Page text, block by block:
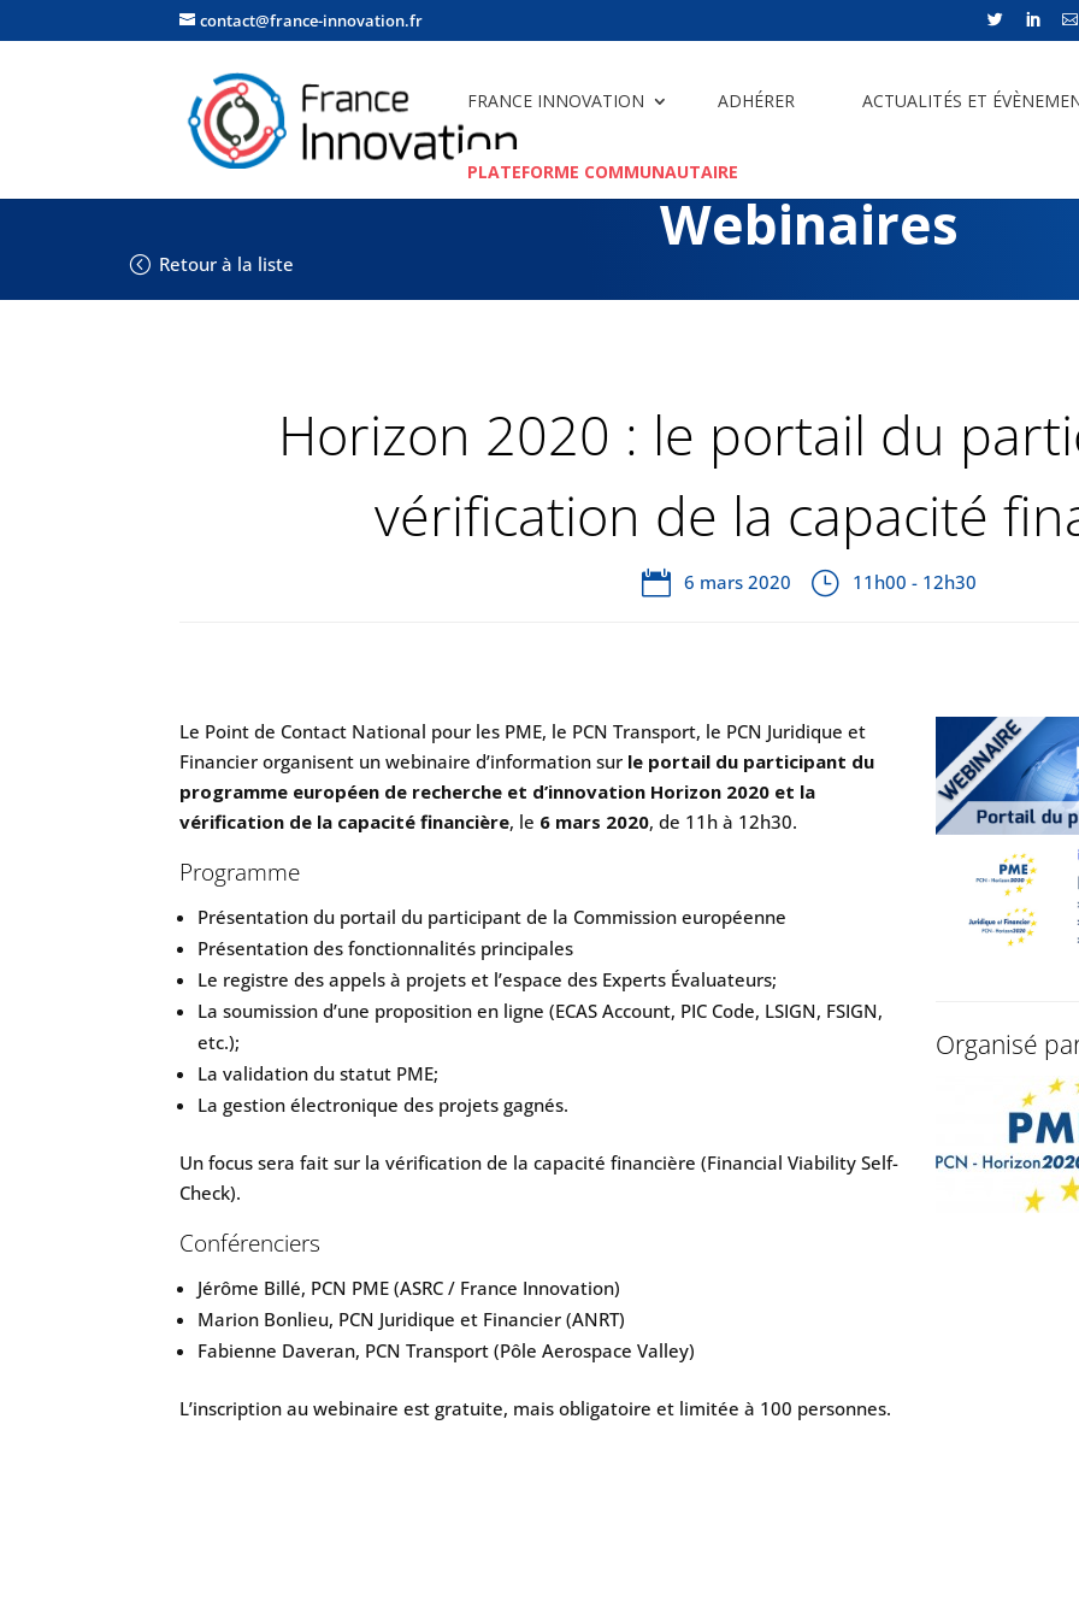
contact@france-innovation.fr   
FRANCE INNOVATION ADHÉRER ACTUALITÉS ET
PLATEFORME COMMUNAUTAIRE
Webinaires
Retour à la liste
Horizon 2020 : le portail du
vérification de la capacité
6 mars 2020 11h00 - 12h30
Le Point de Contact National pour les PME, le PCN Transport, le PCN Juridique et
Financier organisent un webinaire d’information sur le portail du participant du
programme européen de recherche et d’innovation Horizon 2020 et la
vérification de la capacité financière, le 6 mars 2020, de 11h à 12h30.
Programme
Présentation du portail du participant de la Commission européenne
Présentation des fonctionnalités principales
Le registre des appels à projets et l’espace des Experts Évaluateurs;
La soumission d’une proposition en ligne (ECAS Account, PIC Code, LSIGN, FSIGN,
etc.);
La validation du statut PME;
La gestion électronique des projets gagnés.
Un focus sera fait sur la vérification de la capacité financière (Financial Viability Self-
Check).
Conférenciers
Jérôme Billé, PCN PME (ASRC / France Innovation)
Marion Bonlieu, PCN Juridique et Financier (ANRT)
Fabienne Daveran, PCN Transport (Pôle Aerospace Valley)
L’inscription au webinaire est gratuite, mais obligatoire et limitée à 100 personnes.
Organisé